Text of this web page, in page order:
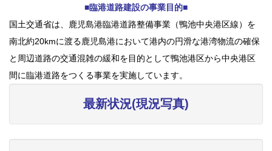
■臨港道路建設の事業目的■
国土交通省は、鹿児島港臨港道路整備事業（鴨池中央港区線）を
南北約20kmに渡る鹿児島港において港内の円滑な港湾物流の確保
と周辺道路の交通混雑の緩和を目的として鴨池港区から中央港区
間に臨港道路をつくる事業を実施しています。
最新状況(現況写真)